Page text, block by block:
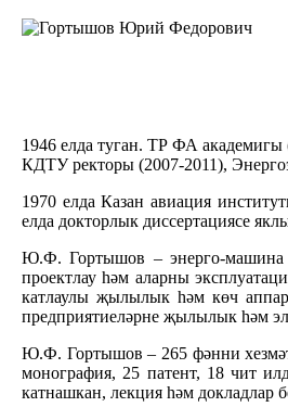
1946 елда туган. ТР ФА академигы
КДТУ ректоры (2007-2011),
1970 елда Казан авиация
елда докторлык диссертациясе
Ю.Ф. Гортышов – энерго-машина
проектлау һәм аларны
катлаулы җылылык һәм көч
предприятиеләрне җылылык һәм
Ю.Ф. Гортышов – 265 фәнни
монография, 25 патент, 18 чит
катнашкан, лекция һәм